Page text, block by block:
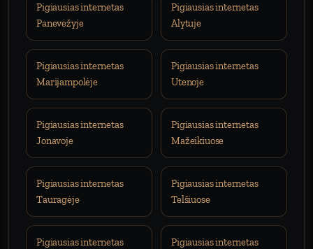
Pigiausias internetas
Panevėžyje
Pigiausias internetas
Alytuje
Pigiausias internetas
Marijampolėje
Pigiausias internetas
Utenoje
Pigiausias internetas
Jonavoje
Pigiausias internetas
Mažeikiuose
Pigiausias internetas
Tauragėje
Pigiausias internetas
Telšiuose
Pigiausias internetas
Pigiausias internetas